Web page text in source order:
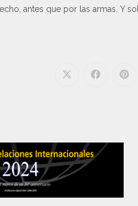
antes que por las armas. Y